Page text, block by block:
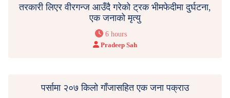
तरकारी लिएर वीरगन्ज आउँदै गरेको ट्रक भीमफेदीमा दुर्घटना,
एक जनाको मृत्यु
6 hours
Pradeep Sah
पर्सामा २०७ किलो गाँजासहित एक जना पक्राउ